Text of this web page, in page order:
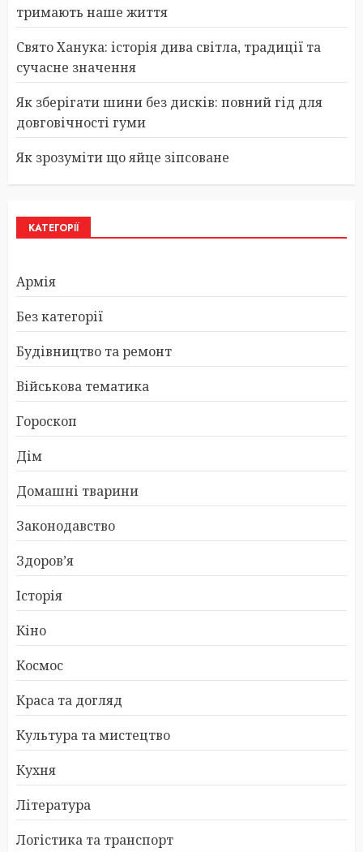
тримають наше життя
Свято Ханука: історія дива світла, традиції та
сучасне значення
Як зберігати шини без дисків: повний гід для
довговічності гуми
Як зрозуміти що яйце зіпсоване
КАТЕГОРІЇ
Армія
Без категорії
Будівництво та ремонт
Військова тематика
Гороскоп
Дім
Домашні тварини
Законодавство
Здоров’я
Історія
Кіно
Космос
Краса та догляд
Культура та мистецтво
Кухня
Література
Логістика та транспорт